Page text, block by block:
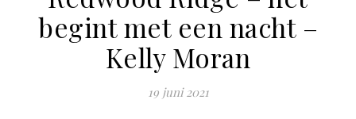
begint met een nacht –
Kelly Moran
19 juni 2021